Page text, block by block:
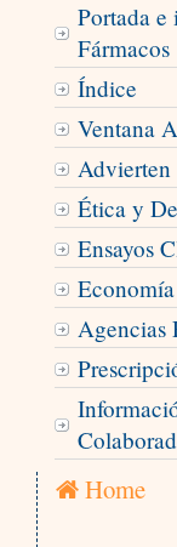
Portada
Fármacos
Índice
Ventana
Advierten
Ética y
Ensayos
Agencias
Home